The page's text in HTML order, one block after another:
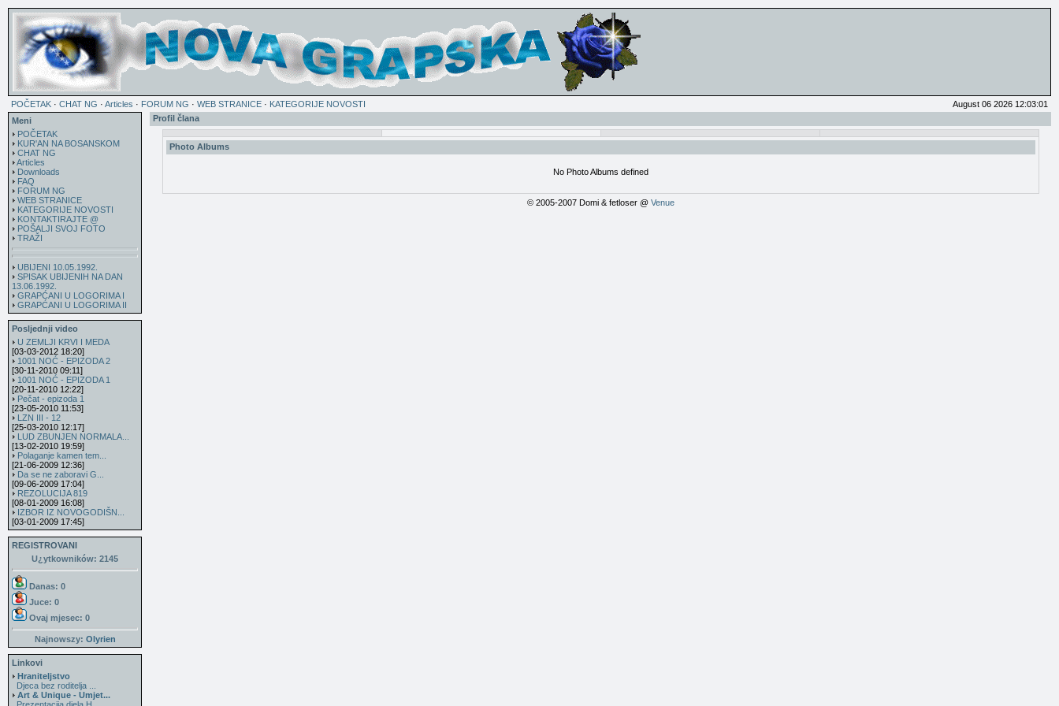
POČETAK · CHAT NG · Articles · FORUM NG · WEB STRANICE · KATEGORIJE NOVOSTI
August 06 2026 12:03:01
Meni
POČETAK
KUR'AN NA BOSANSKOM
CHAT NG
Articles
Downloads
FAQ
FORUM NG
WEB STRANICE
KATEGORIJE NOVOSTI
KONTAKTIRAJTE @
POŠALJI SVOJ FOTO
TRAŽI
UBIJENI 10.05.1992.
SPISAK UBIJENIH NA DAN
13.06.1992.
GRAPĆANI U LOGORIMA I
GRAPĆANI U LOGORIMA II
Posljednji video
U ZEMLJI KRVI I MEDA
[03-03-2012 18:20]
1001 NOĆ - EPIZODA 2
[30-11-2010 09:11]
1001 NOĆ - EPIZODA 1
[20-11-2010 12:22]
Pečat - epizoda 1
[23-05-2010 11:53]
LZN III - 12
[25-03-2010 12:17]
LUD ZBUNJEN NORMALA...
[13-02-2010 19:59]
Polaganje kamen tem...
[21-06-2009 12:36]
Da se ne zaboravi G...
[09-06-2009 17:04]
REZOLUCIJA 819
[08-01-2009 16:08]
IZBOR IZ NOVOGODIŠN...
[03-01-2009 17:45]
REGISTROVANI
U¿ytkowników: 2145
Danas: 0
Juce: 0
Ovaj mjesec: 0
Najnowszy: Olyrien
Linkovi
Hraniteljstvo
Djeca bez roditelja ...
Art & Unique - Umjet...
Profil člana
Photo Albums
No Photo Albums defined
© 2005-2007 Domi & fetloser @ Venue